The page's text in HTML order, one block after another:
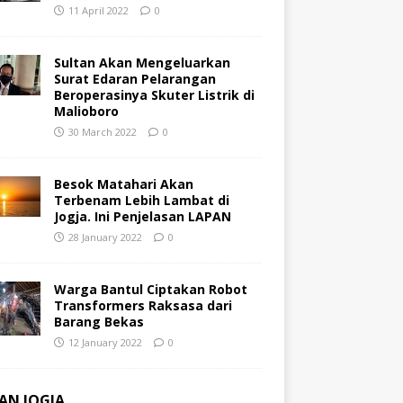
11 April 2022 0
Sultan Akan Mengeluarkan
Surat Edaran Pelarangan
Beroperasinya Skuter Listrik di
Malioboro
30 March 2022 0
Besok Matahari Akan
Terbenam Lebih Lambat di
Jogja. Ini Penjelasan LAPAN
28 January 2022 0
Warga Bantul Ciptakan Robot
Transformers Raksasa dari
Barang Bekas
12 January 2022 0